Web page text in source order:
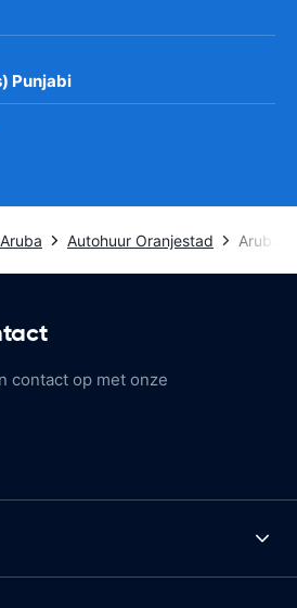
Punjabi
Autohuur Oranjestad Aruba
contact op met onze